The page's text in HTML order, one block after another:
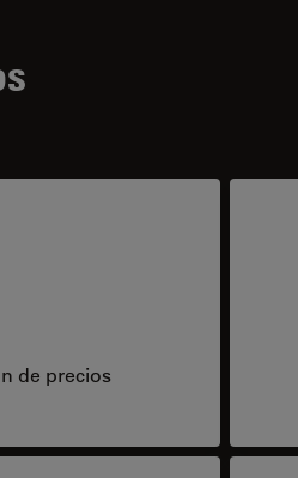
de precios